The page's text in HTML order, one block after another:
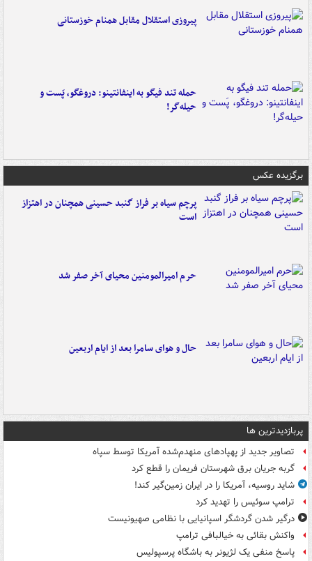
پیروزی استقلال مقابل همنام خوزستانی
حمله تند فیگو به اینفانتینو: دروغگو، پَست‌ و
حیله‌گر!
برگزیده عکس
پرچم سیاه بر فراز گنبد حسینی همچنان در اهتزاز
است
حرم امیرالمومنین محیای آخر صفر شد
حال و هوای سامرا بعد از ایام اربعین
پربازدیدترین ها
تصاویر جدید از پهپادهای منهدم‌شده آمریکا توسط سپاه
گربه جریان برق شهرستان فریمان را قطع کرد
شاید روسیه، آمریکا را در ایران زمین‌گیر کند!
ترامپ سوئیس را تهدید کرد
درگیر شدن گردشگر اسپانیایی با نظامی صهیونیست
واکنش بقائی به خیالبافی ترامپ
پاسخ منفی یک لژیونر به باشگاه پرسپولیس